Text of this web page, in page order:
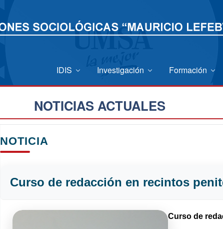
IDIS Investigación Formación
NOTICIAS ACTUALES
NOTICIA
Curso de redacción en recintos
Curso de